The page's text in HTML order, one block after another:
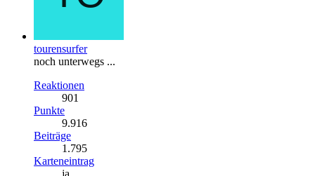
tourensurfer
noch unterwegs ...
Reaktionen
901
Punkte
9.916
Beiträge
1.795
Karteneintrag
ja